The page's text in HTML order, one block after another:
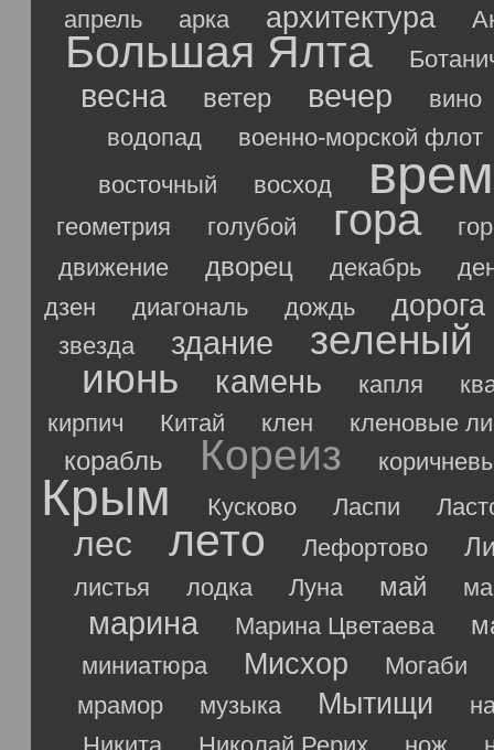
апрель арка архитектура
Большая Ялта
весна ветер вечер
вино
водопад
военно-морской флот
восточный
восход
геометрия голубой гора
движение
дворец декабрь
дзен
диагональ дождь дорога
звезда здание
зеленый
июнь
камень капля
кирпич
Китай клен кленовые
корабль Кореиз
Крым Кусково Ласпи
лес лето Лефортово
листья лодка Луна май
марина Марина Цветаева
миниатюра Мисхор
Могаби
мрамор
музыка Мытищи